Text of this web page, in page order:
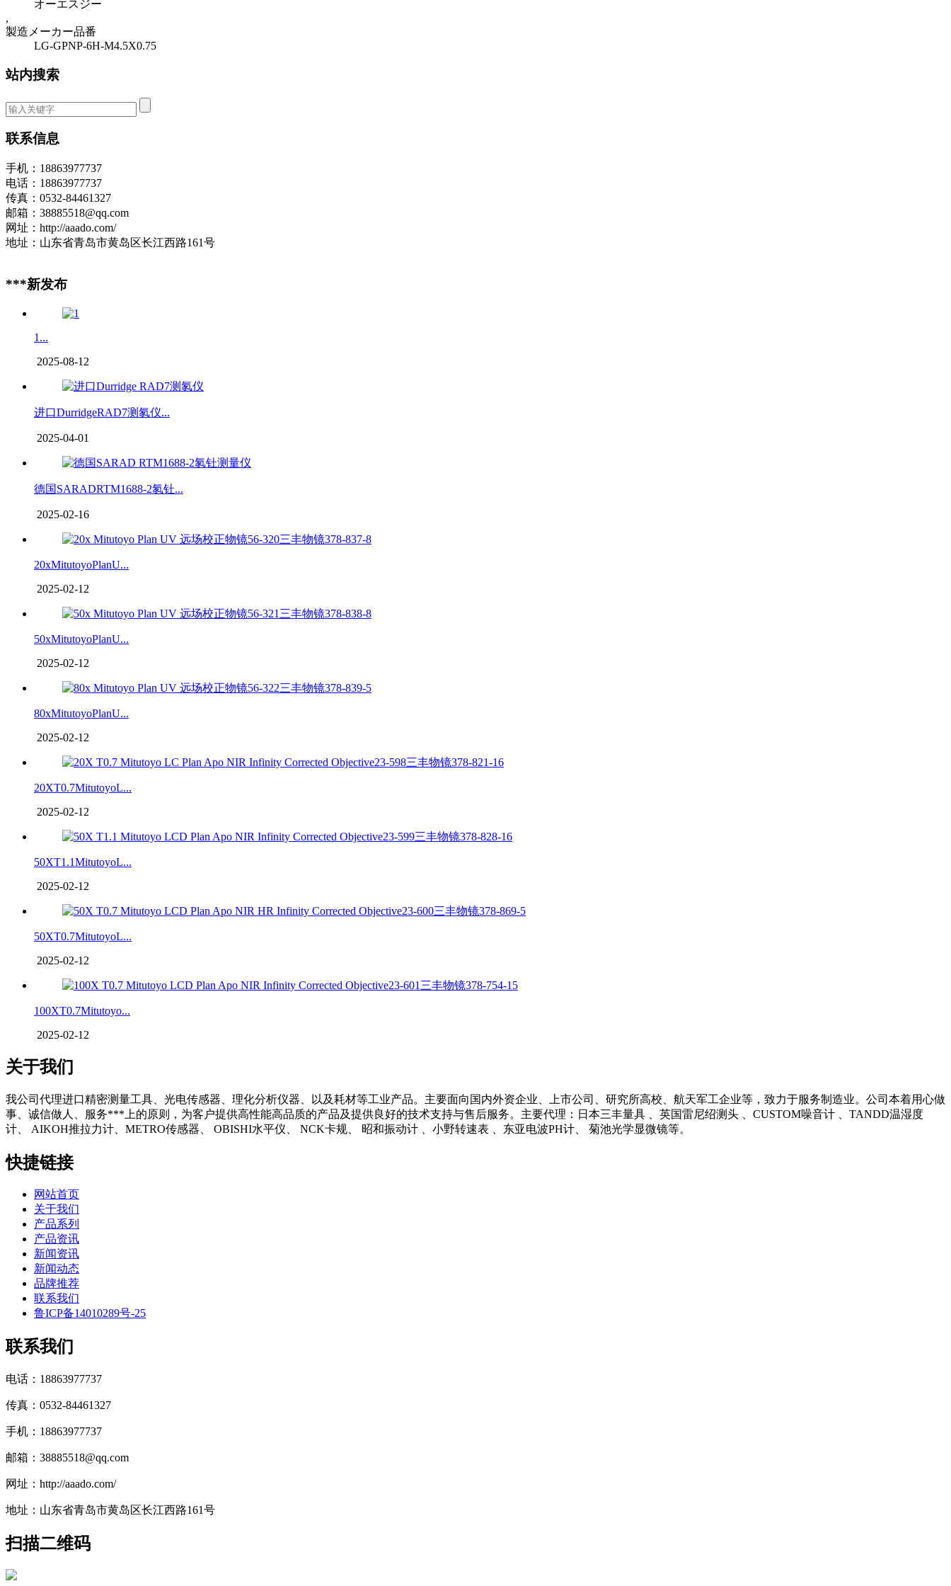
オーエスジー
,
製造メーカー品番
LG-GPNP-6H-M4.5X0.75
站内搜索
联系信息
手机：18863977737
电话：18863977737
传真：0532-84461327
邮箱：38885518@qq.com
网址：http://aaado.com/
地址：山东省青岛市黄岛区长江西路161号
***新发布
1...
2025-08-12
进口DurridgeRAD7测氡仪...
2025-04-01
德国SARADRTM1688-2氡钍...
2025-02-16
20xMitutoyoPlanU...
2025-02-12
50xMitutoyoPlanU...
2025-02-12
80xMitutoyoPlanU...
2025-02-12
20XT0.7MitutoyoL...
2025-02-12
50XT1.1MitutoyoL...
2025-02-12
50XT0.7MitutoyoL...
2025-02-12
100XT0.7Mitutoyo...
2025-02-12
关于我们
我公司代理进口精密测量工具、光电传感器、理化分析仪器、以及耗材等工业产品。主要面向国内外资企业、上市公司、研究所高校、航天军工企业等，致力于服务制造业。公司本着用心做
事、诚信做人、服务***上的原则，为客户提供高性能高品质的产品及提供良好的技术支持与售后服务。主要代理：日本三丰量具 、英国雷尼绍测头 、CUSTOM噪音计 、TANDD温湿度
计、 AIKOH推拉力计、METRO传感器、 OBISHI水平仪、 NCK卡规、 昭和振动计 、小野转速表 、东亚电波PH计、 菊池光学显微镜等。
快捷链接
网站首页
关于我们
产品系列
产品资讯
新闻资讯
新闻动态
品牌推荐
联系我们
鲁ICP备14010289号-25
联系我们
电话：18863977737
传真：0532-84461327
手机：18863977737
邮箱：38885518@qq.com
网址：http://aaado.com/
地址：山东省青岛市黄岛区长江西路161号
扫描二维码